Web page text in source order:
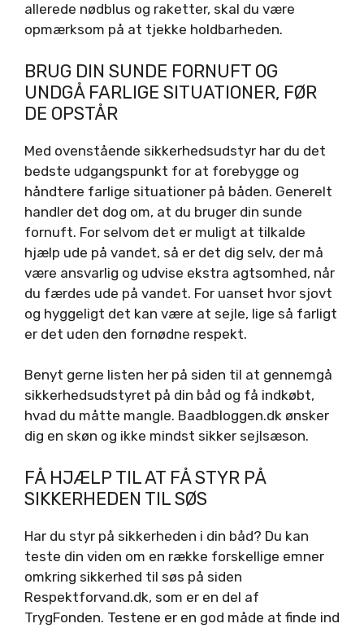
allerede nødblus og raketter, skal du være
opmærksom på at tjekke holdbarheden.
BRUG DIN SUNDE FORNUFT OG
UNDGÅ FARLIGE SITUATIONER, FØR
DE OPSTÅR
Med ovenstående sikkerhedsudstyr har du det
bedste udgangspunkt for at forebygge og
håndtere farlige situationer på båden. Generelt
handler det dog om, at du bruger din sunde
fornuft. For selvom det er muligt at tilkalde
hjælp ude på vandet, så er det dig selv, der må
være ansvarlig og udvise ekstra agtsomhed, når
du færdes ude på vandet. For uanset hvor sjovt
og hyggeligt det kan være at sejle, lige så farligt
er det uden den fornødne respekt.
Benyt gerne listen her på siden til at gennemgå
sikkerhedsudstyret på din båd og få indkøbt,
hvad du måtte mangle. Baadbloggen.dk ønsker
dig en skøn og ikke mindst sikker sejlsæson.
FÅ HJÆLP TIL AT FÅ STYR PÅ
SIKKERHEDEN TIL SØS
Har du styr på sikkerheden i din båd? Du kan
teste din viden om en række forskellige emner
omkring sikkerhed til søs på siden
Respektforvand.dk, som er en del af
TrygFonden. Testene er en god måde at finde ind